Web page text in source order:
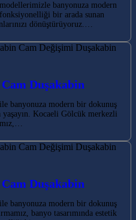
banyonuza modern
bir arada sunan
dönüştürüyoruz.…
Duşakabin
banyonuza modern bir dokunuş
yaşayın. Kocaeli Gölcük merkezli
Duşakabin
banyonuza modern bir dokunuş
banyo tasarımında estetik